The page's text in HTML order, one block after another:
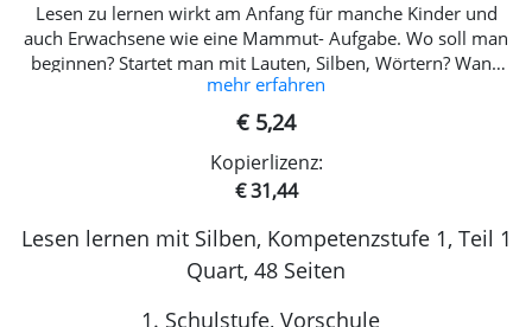
Lesen zu lernen wirkt am Anfang für manche Kinder und
auch Erwachsene wie eine Mammut- Aufgabe. Wo soll man
beginnen? Startet man mit Lauten, Silben, Wörtern? Wann
und wie übt man am Beginn schon das sinnerfassenden
Lesen? Welche Reihenfolge soll man wählen? Wie kann man
gleichzeitig richtiges Schreiben einüben? Das Erstleseheft ist
die praktische Antwort auf all diese Fragen! Der im Heft
angewandten Methode des Lese- und Schreiberwerbs, kurz
„silbenanalytischen Methode“ nach Röber, Hochschule
Freiburg, zugrunde. Der optimale Einsatz dieses Heftes wird
parallel zu unserem „Deutschheft Phonologie 1“ empfohlen.
Der didaktische Aufbau beginnt mit dem Anlaut- Lesen von
mehr erfahren
€ 5,24
Kopierlizenz:
€ 31,44
Lesen lernen mit Silben, Kompetenzstufe 1, Teil 1
Quart, 48 Seiten
1. Schulstufe, Vorschule